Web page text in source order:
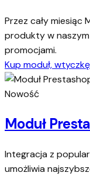
Przez cały
produkty w naszym
promocjami.
Kup moduł, wtyczkę
Nowość
Moduł
Integracja z
umożliwia